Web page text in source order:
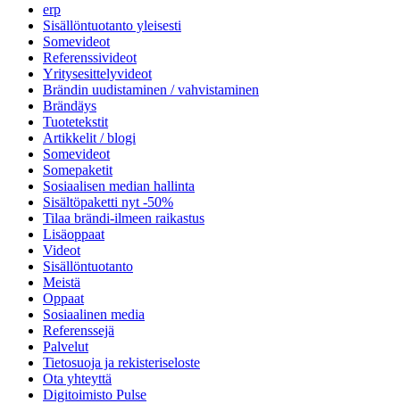
erp
Sisällöntuotanto yleisesti
Somevideot
Referenssivideot
Yritysesittelyvideot
Brändin uudistaminen / vahvistaminen
Brändäys
Tuotetekstit
Artikkelit / blogi
Somevideot
Somepaketit
Sosiaalisen median hallinta
Sisältöpaketti nyt -50%
Tilaa brändi-ilmeen raikastus
Lisäoppaat
Videot
Sisällöntuotanto
Meistä
Oppaat
Sosiaalinen media
Referenssejä
Palvelut
Tietosuoja ja rekisteriseloste
Ota yhteyttä
Digitoimisto Pulse